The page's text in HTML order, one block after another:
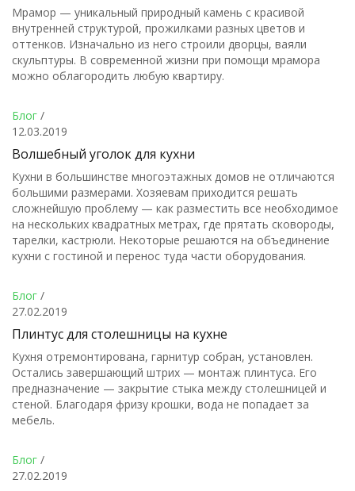
Мрамор — уникальный природный камень с красивой
внутренней структурой, прожилками разных цветов и
оттенков. Изначально из него строили дворцы, ваяли
скульптуры. В современной жизни при помощи мрамора
можно облагородить любую квартиру.
Блог /
12.03.2019
Волшебный уголок для кухни
Кухни в большинстве многоэтажных домов не отличаются
большими размерами. Хозяевам приходится решать
сложнейшую проблему — как разместить все необходимое
на нескольких квадратных метрах, где прятать сковороды,
тарелки, кастрюли. Некоторые решаются на объединение
кухни с гостиной и перенос туда части оборудования.
Блог /
27.02.2019
Плинтус для столешницы на кухне
Кухня отремонтирована, гарнитур собран, установлен.
Остались завершающий штрих — монтаж плинтуса. Его
предназначение — закрытие стыка между столешницей и
стеной. Благодаря фризу крошки, вода не попадает за
мебель.
Блог /
27.02.2019